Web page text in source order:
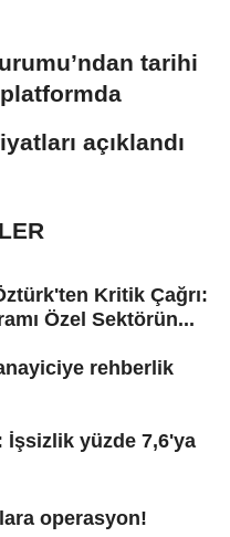
tarihi
açıklandı
Kritik Çağrı:
Özel Sektörün...
rehberlik
İşsizlik yüzde 7,6'ya
operasyon!